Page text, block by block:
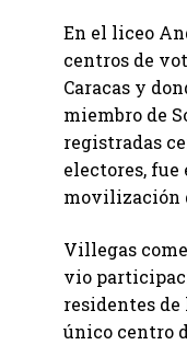
En el liceo
centros de
Caracas y
miembro de
registradas
electores, fue
movilización
Villegas
vio
residentes de
único centro